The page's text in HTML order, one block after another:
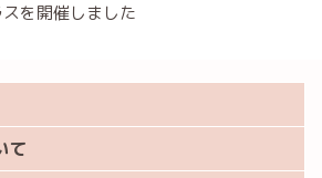
を開催しました
て